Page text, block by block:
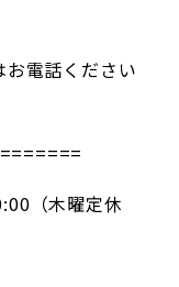
電話ください
（木曜定休